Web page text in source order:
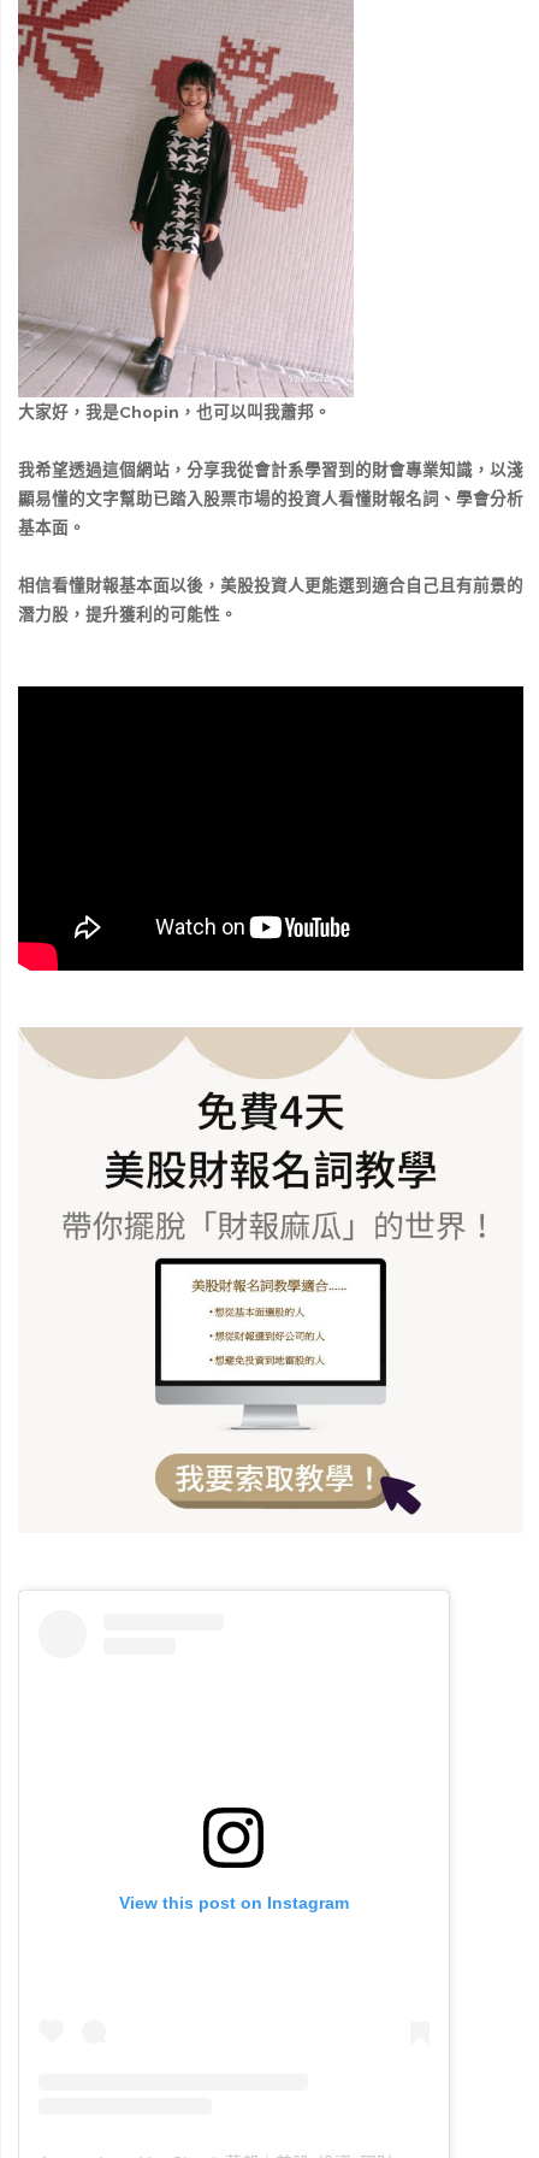
大家好，我是Chopin，也可以叫我蕭邦。
我希望透過這個網站，分享我從會計系學習到的財會專業知識，以淺
顯易懂的文字幫助已踏入股票市場的投資人看懂財報名詞、學會分析
基本面。
相信看懂財報基本面以後，美股投資人更能選到適合自己且有前景的
潛力股，提升獲利的可能性。
View this post on Instagram